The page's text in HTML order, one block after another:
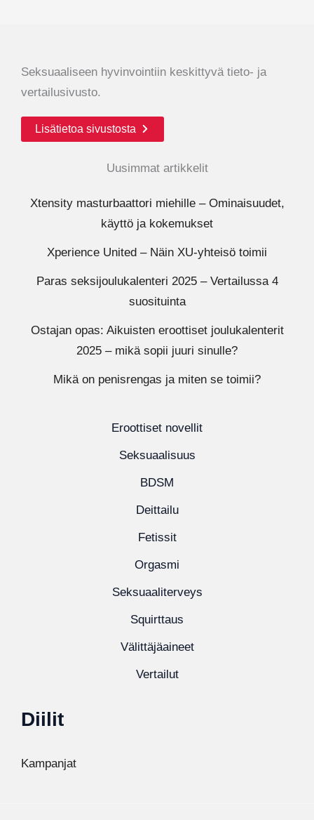
Seksuaaliseen hyvinvointiin keskittyvä tieto- ja
vertailusivusto.
Lisätietoa sivustosta
Uusimmat artikkelit
Xtensity masturbaattori miehille – Ominaisuudet,
käyttö ja kokemukset
Xperience United – Näin XU-yhteisö toimii
Paras seksijoulukalenteri 2025 – Vertailussa 4
suosituinta
Ostajan opas: Aikuisten eroottiset joulukalenterit
2025 – mikä sopii juuri sinulle?
Mikä on penisrengas ja miten se toimii?
Eroottiset novellit
Seksuaalisuus
BDSM
Deittailu
Fetissit
Orgasmi
Seksuaaliterveys
Squirttaus
Välittäjäaineet
Vertailut
Diilit
Kampanjat